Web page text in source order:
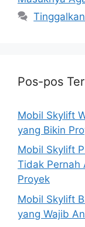
Pos-pos
Mobil Skylift
yang Bikin
Mobil Skylift
Tidak Pernah
Proyek
Mobil Skylift
yang Wajib